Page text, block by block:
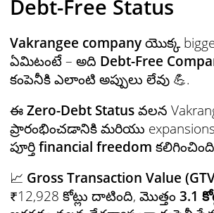
Debt-Free Status
Vakrangee companyయొక్క
ఏమిటంటే – అది Debt-Free
కంపెనీకి ఎలాంటి అప్పులు లేవు 💪.
ఈZero-Debt Statusవలన
ప్రారంభించడానికి మరియు
పూర్తిfinancial freedom
📈 Gross Transaction Value
₹12,928 కోట్లు దాటింది, మొత్తం3.1